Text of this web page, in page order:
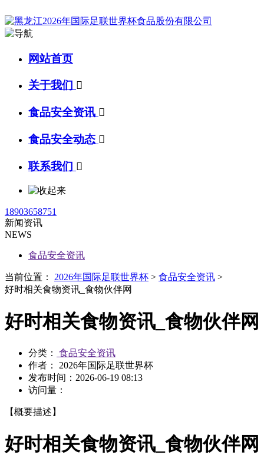
网站首页
关于我们 
食品安全资讯 
食品安全动态 
联系我们 
18903658751
新闻资讯
NEWS
食品安全资讯
当前位置： 2026年国际足联世界杯 > 食品安全资讯 >
好时相关食物资讯_食物伙伴网
好时相关食物资讯_食物伙伴网
分类：
食品安全资讯
作者： 2026年国际足联世界杯
发布时间： 2026-06-19 08:13
访问量：
【概要描述】
好时相关食物资讯_食物伙伴网